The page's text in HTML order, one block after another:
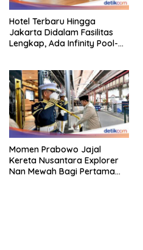
Hotel Terbaru Hingga
Jakarta Didalam Fasilitas
Lengkap, Ada Infinity Pool-
Momen Prabowo Jajal
Kereta Nusantara Explorer
Nan Mewah Bagi Pertama